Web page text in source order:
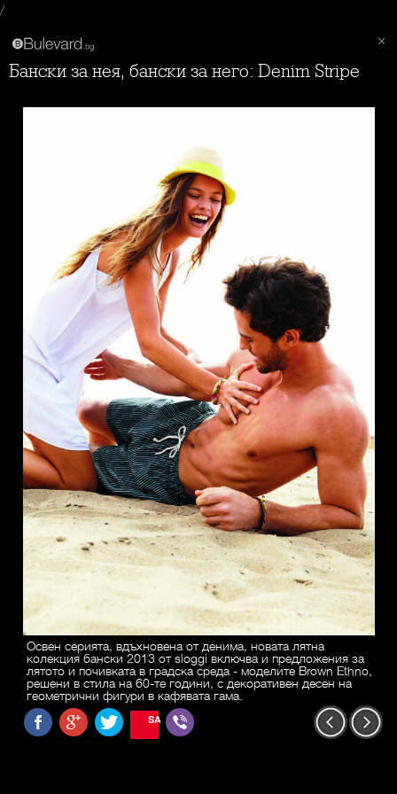
/
Бански за нея, бански за него: Denim Stripe
Освен серията, вдъхновена от денима, новата лятна
колекция бански 2013 от sloggi включва и предложения за
лятото и почивката в градска среда - моделите Brown Ethno,
решени в стила на 60-те години, с декоративен десен на
геометрични фигури в кафявата гама.
SAVE